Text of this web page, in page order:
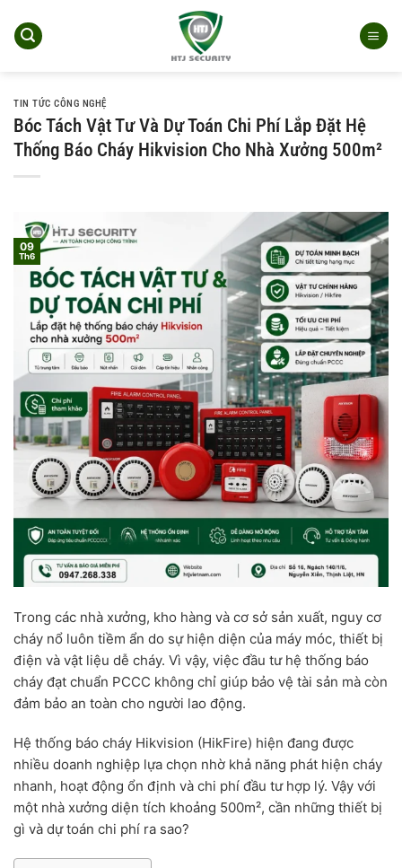
qua
TIN TỨC CÔNG NGHỆ
Bóc Tách Vật Tư Và Dự Toán Chi Phí Lắp Đặt Hệ
Thống Báo Cháy Hikvision Cho Nhà Xưởng 500m²
09
Th6
Trong các nhà xưởng, kho hàng và cơ sở sản xuất, nguy cơ
cháy nổ luôn tiềm ẩn do sự hiện diện của máy móc, thiết bị
điện và vật liệu dễ cháy. Vì vậy, việc đầu tư hệ thống báo
cháy đạt chuẩn PCCC không chỉ giúp bảo vệ tài sản mà còn
đảm bảo an toàn cho người lao động.
Hệ thống báo cháy Hikvision (HikFire) hiện đang được
nhiều doanh nghiệp lựa chọn nhờ khả năng phát hiện cháy
nhanh, hoạt động ổn định và chi phí đầu tư hợp lý. Vậy với
một nhà xưởng diện tích khoảng 500m², cần những thiết bị
gì và dự toán chi phí ra sao?